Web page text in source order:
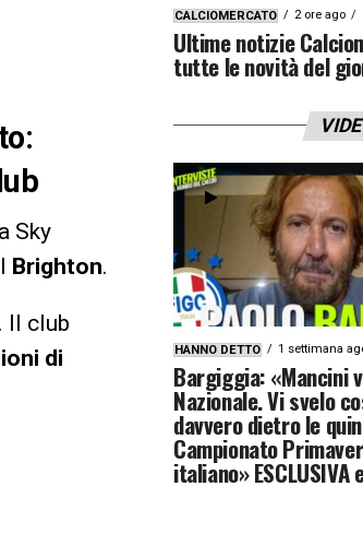
Sky
Brighton.
Il club
di
CALCIOMERCATO 2 ore ago
Ultime notizie
tutte le novità del
HANNO DETTO 1 settimana
Bargiggia: «Mancini
Nazionale. Vi svelo
davvero dietro le
Campionato
italiano» ESCLUSIVA